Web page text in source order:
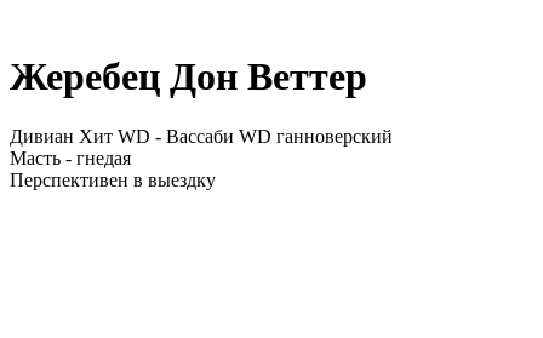
Жеребец Дон Веттер
Дивиан Хит WD - Вассаби WD ганноверский
Масть - гнедая
Перспективен в выездку